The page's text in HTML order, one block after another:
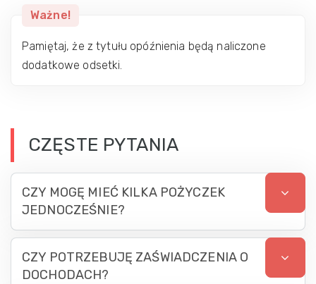
Ważne!
Pamiętaj, że z tytułu opóźnienia będą naliczone
dodatkowe odsetki.
CZĘSTE PYTANIA
CZY MOGĘ MIEĆ KILKA POŻYCZEK
JEDNOCZEŚNIE?
CZY POTRZEBUJĘ ZAŚWIADCZENIA O
DOCHODACH?